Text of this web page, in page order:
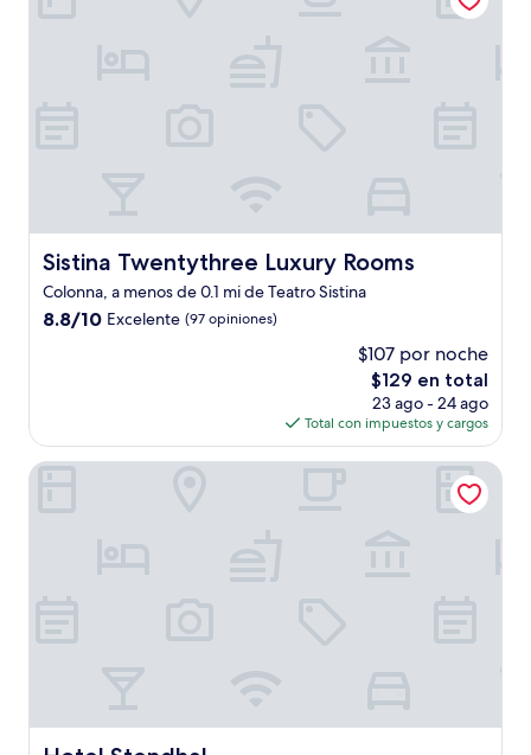
Sistina Twentythree Luxury Rooms
Sistina Twentythree Luxury Rooms
Colonna, a menos de 0.1 mi de Teatro Sistina
8.8
8.8/10 Excelente (97 opiniones)
$107 por noche
El
precio
actual
es
de
$129 en total
23 ago - 24 ago
Total con impuestos y cargos
Hotel Stendhal